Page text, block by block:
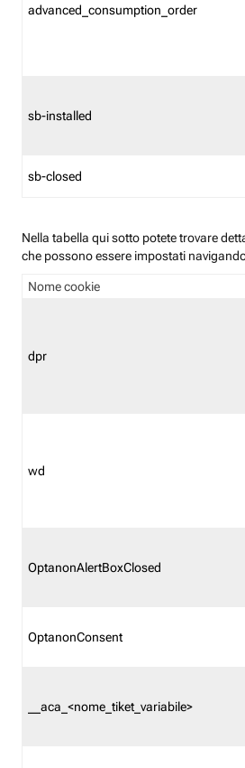
advanced_consumption_order
sb-installed
sb-closed
Nella tabella qui sotto potete trovare
che possono essere impostati
Nome cookie
dpr
wd
OptanonAlertBoxClosed
OptanonConsent
__aca_<nome_tiket_variabile>